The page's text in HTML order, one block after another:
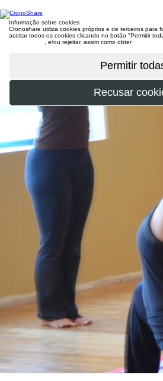
Informação sobre cookies
Cronoshare utiliza cookies próprios e de terceiros para
aceitar todos os cookies clicando no botão "Permitir
, e/ou rejeitar, assim como obter